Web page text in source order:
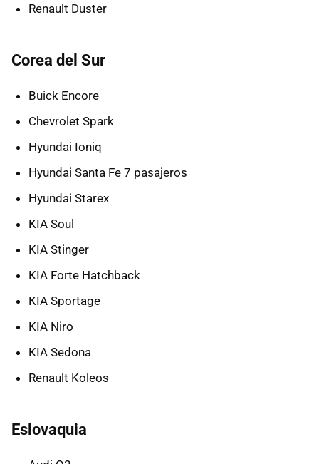
Renault Duster
Corea del Sur
Buick Encore
Chevrolet Spark
Hyundai Ioniq
Hyundai Santa Fe 7 pasajeros
Hyundai Starex
KIA Soul
KIA Stinger
KIA Forte Hatchback
KIA Sportage
KIA Niro
KIA Sedona
Renault Koleos
Eslovaquia